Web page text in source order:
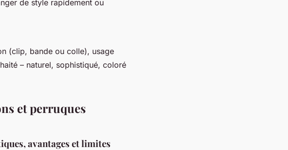
de style rapidement ou
(clip, bande ou colle), usage
– naturel, sophistiqué, coloré
et perruques
avantages et limites